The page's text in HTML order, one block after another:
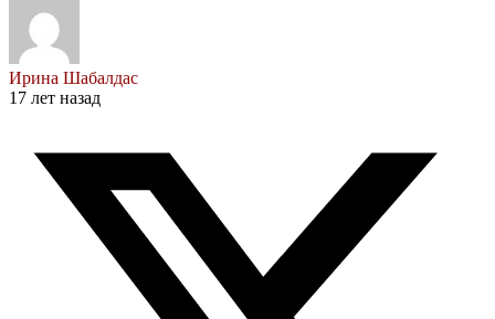
Ирина Шабалдас
17 лет назад